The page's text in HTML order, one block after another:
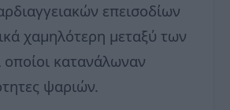
επεισοδίων
χαμηλότερη μεταξύ των
οποίοι κατανάλωναν
ψαριών.